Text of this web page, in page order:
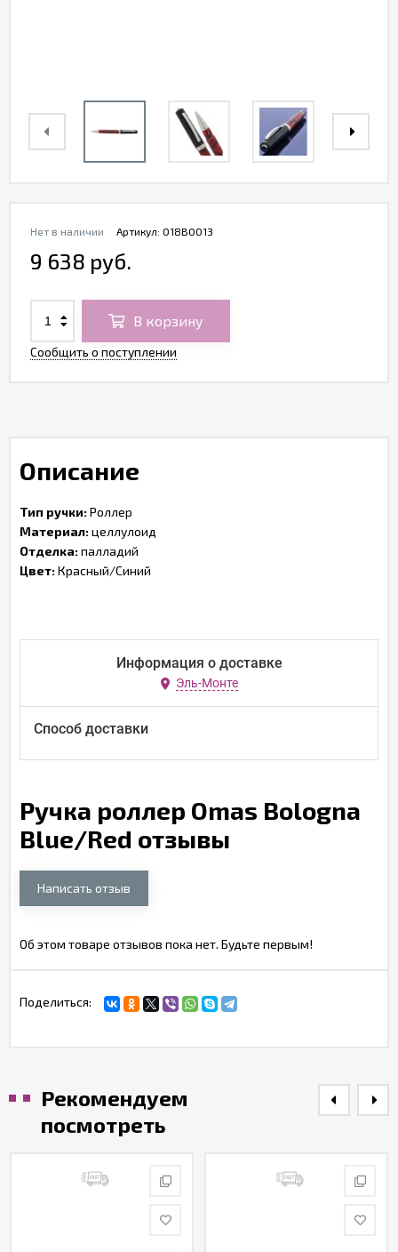
Артикул: O18B0013
Нет в наличии
9 638 руб.
В корзину
Сообщить о поступлении
Описание
Тип ручки:Роллер
Материал:целлулоид
Отделка:палладий
Цвет:Красный/Синий
Информация о доставке
Эль-Монте
Способ доставки
Ручка роллер Omas Bologna
Blue/Red отзывы
Написать отзыв
Об этом товаре отзывов пока нет. Будьте первым!
Поделиться:
Рекомендуем
посмотреть